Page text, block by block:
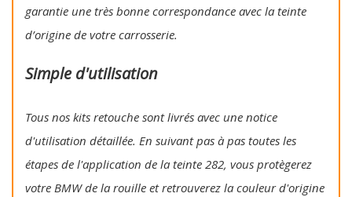
garantie une très bonne correspondance avec la teinte
d’origine de votre carrosserie.
Simple d'utilisation
Tous nos kits retouche sont livrés avec une notice
d'utilisation détaillée. En suivant pas à pas toutes les
étapes de l'application de la teinte 282, vous protègerez
votre BMW de la rouille et retrouverez la couleur d'origine